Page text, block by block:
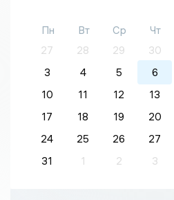
Пн Вт Ср Чт
27
28 29 30
3
4 5 6
10
11 12 13
17
18 19 20
24
25 26 27
31
1 2 3